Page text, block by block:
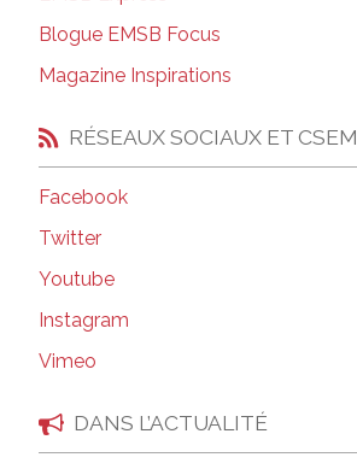
Blogue EMSB Focus
Magazine Inspirations
RÉSEAUX SOCIAUX ET CSEM
Facebook
Twitter
Youtube
Instagram
Vimeo
DANS L’ACTUALITÉ